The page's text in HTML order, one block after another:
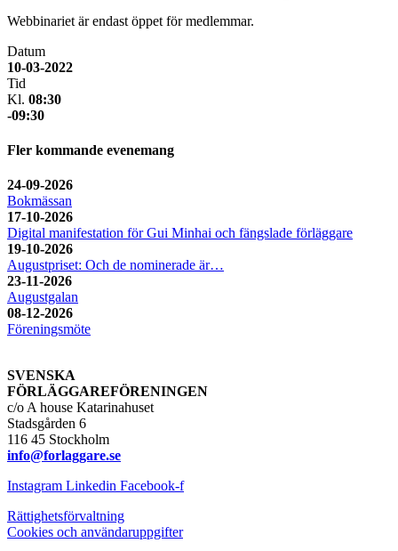
Webbinariet är endast öppet för medlemmar.
Datum
10-03-2022
Tid
Kl. 08:30
-09:30
Fler kommande evenemang
24-09-2026
Bokmässan
17-10-2026
Digital manifestation för Gui Minhai och fängslade förläggare
19-10-2026
Augustpriset: Och de nominerade är…
23-11-2026
Augustgalan
08-12-2026
Föreningsmöte
SVENSKA
FÖRLÄGGAREFÖRENINGEN
c/o A house Katarinahuset
Stadsgården 6
116 45 Stockholm
info@forlaggare.se
Instagram Linkedin Facebook-f
Rättighetsförvaltning
Cookies och användaruppgifter